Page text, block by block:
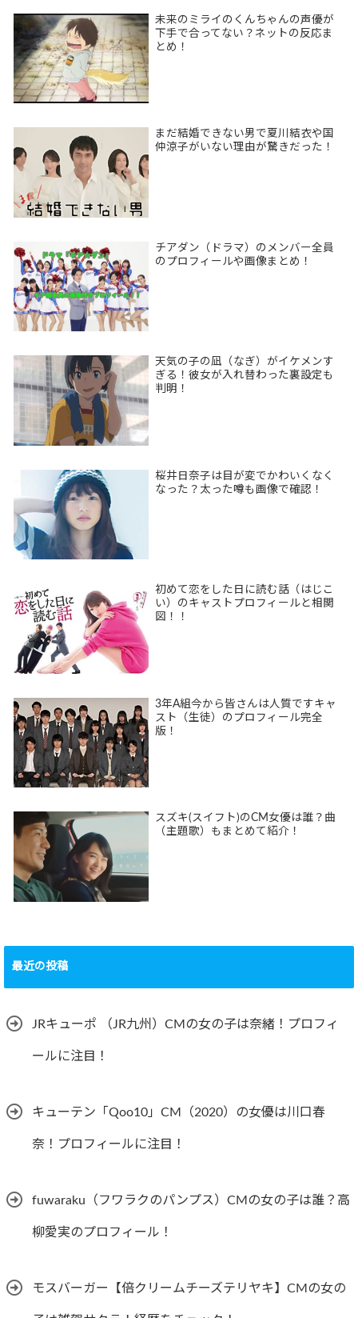
未来のミライのくんちゃんの声優が
下手で合ってない？ネットの反応ま
とめ！
まだ結婚できない男で夏川結衣や国
仲涼子がいない理由が驚きだった！
チアダン（ドラマ）のメンバー全員
のプロフィールや画像まとめ！
天気の子の凪（なぎ）がイケメンす
ぎる！彼女が入れ替わった裏設定も
判明！
桜井日奈子は目が変でかわいくなく
なった？太った噂も画像で確認！
初めて恋をした日に読む話（はじこ
い）のキャストプロフィールと相関
図！！
3年A組今から皆さんは人質ですキャ
スト（生徒）のプロフィール完全
版！
スズキ(スイフト)のCM女優は誰？曲
（主題歌）もまとめて紹介！
最近の投稿
JRキューポ （JR九州）CMの女の子は奈緒！プロフィ
ールに注目！
キューテン「Qoo10」CM（2020）の女優は川口春
奈！プロフィールに注目！
fuwaraku（フワラクのパンプス）CMの女の子は誰？高
柳愛実のプロフィール！
モスバーガー【倍クリームチーズテリヤキ】CMの女の